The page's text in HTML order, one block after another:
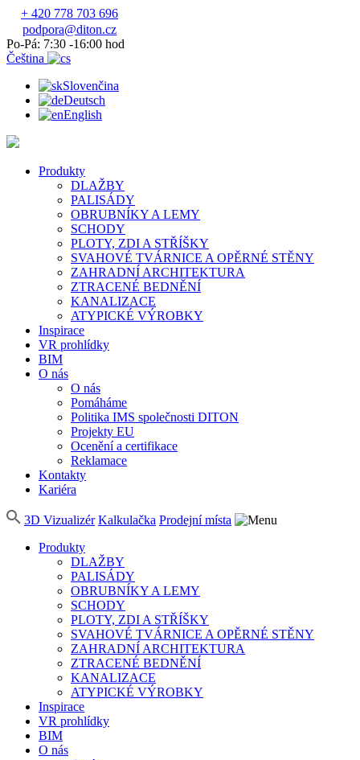
+ 420 778 703 696
podpora@diton.cz
Po-Pá: 7:30 -16:00 hod
Čeština
Slovenčina
Deutsch
English
Produkty
DLAŽBY
PALISÁDY
OBRUBNÍKY A LEMY
SCHODY
PLOTY, ZDI A STŘÍŠKY
SVAHOVÉ TVÁRNICE A OPĚRNÉ STĚNY
ZAHRADNÍ ARCHITEKTURA
ZTRACENÉ BEDNĚNÍ
KANALIZACE
ATYPICKÉ VÝROBKY
Inspirace
VR prohlídky
BIM
O nás
O nás
Pomáháme
Politika IMS společnosti DITON
Projekty EU
Ocenění a certifikace
Reklamace
Kontakty
Kariéra
3D Vizualizér Kalkulačka Prodejní místa
Produkty
DLAŽBY
PALISÁDY
OBRUBNÍKY A LEMY
SCHODY
PLOTY, ZDI A STŘÍŠKY
SVAHOVÉ TVÁRNICE A OPĚRNÉ STĚNY
ZAHRADNÍ ARCHITEKTURA
ZTRACENÉ BEDNĚNÍ
KANALIZACE
ATYPICKÉ VÝROBKY
Inspirace
VR prohlídky
BIM
O nás